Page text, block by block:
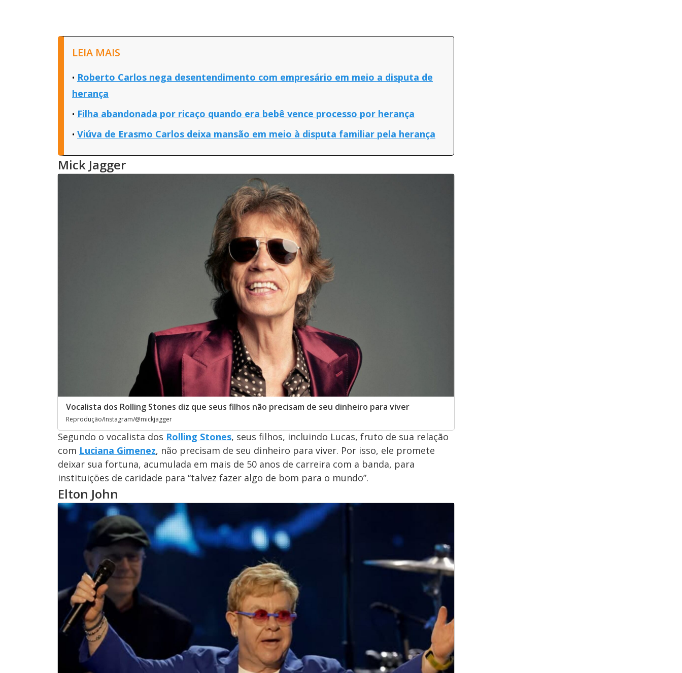
LEIA MAIS
Roberto Carlos nega desentendimento com empresário em meio a disputa de
herança
Filha abandonada por ricaço quando era bebê vence processo por herança
Viúva de Erasmo Carlos deixa mansão em meio à disputa familiar pela herança
Mick Jagger
Vocalista dos Rolling Stones diz que seus filhos não precisam de seu dinheiro para viver
Reprodução/Instagram/@mickjagger
Segundo o vocalista dos Rolling Stones, seus filhos, incluindo Lucas, fruto de sua relação
com Luciana Gimenez, não precisam de seu dinheiro para viver. Por isso, ele promete
deixar sua fortuna, acumulada em mais de 50 anos de carreira com a banda, para
instituições de caridade para “talvez fazer algo de bom para o mundo”.
Elton John